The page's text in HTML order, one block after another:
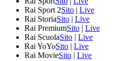
Rai Sport 2Sito | Live
Rai StoriaSito | Live
Rai PremiumSito | Live
Rai ScuolaSito | Live
Rai YoYoSito | Live
Rai MovieSito | Live